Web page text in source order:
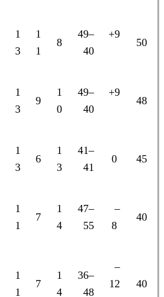
1
3
1
1
8
49–
40
+9
50
1
3
9
1
0
49–
40
+9
48
1
3
6
1
3
41–
41
0 45
1
1
7
1
4
47–
55
–
8
40
1
1
7
1
4
36–
48
–
12
40